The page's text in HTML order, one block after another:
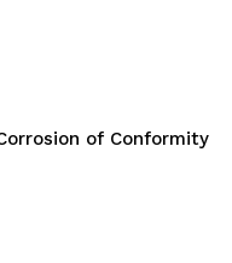
of Conformity